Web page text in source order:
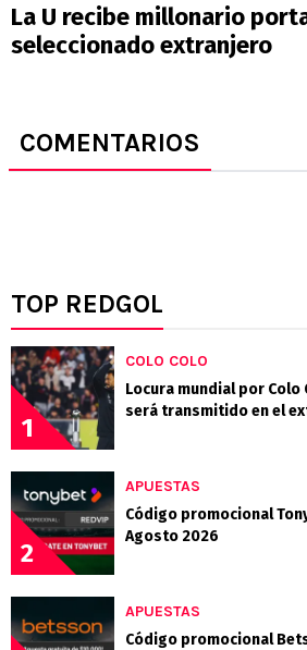
La U recibe millonario
seleccionado extranjero
COMENTARIOS
TOP REDGOL
1
COLO COLO
Locura mundial por Colo
será transmitido en el
2
APUESTAS
Código promocional
Agosto 2026
APUESTAS
Código promocional